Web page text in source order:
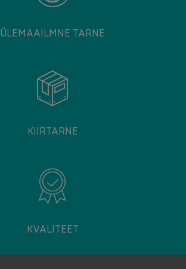
ÜLEMAAILMNE TARNE
KIIRTARNE
KVALITEET